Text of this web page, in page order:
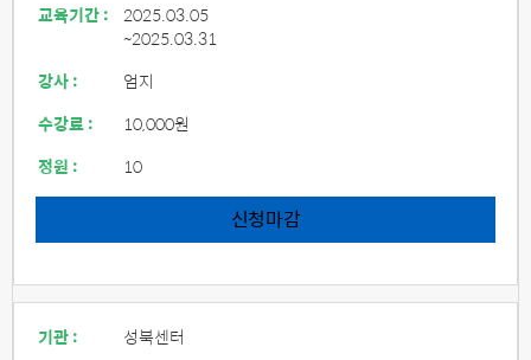
교육기간 : 2025.03.05
~2025.03.31
강사 :
엄지
수강료 :
10,000원
정원 :
10
신청마감
기관 :
성북센터